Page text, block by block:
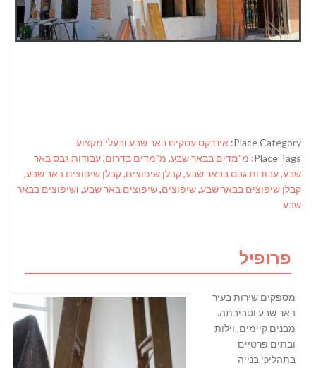
Place Category: אינדקס עסקים באר שבע ובעלי מקצוע
Place Tags: מ"מדים בבאר שבע, מ"מדים בדרום,עבודות גבס באר
שבע,עבודות גבס בבאר שבע,קבלן שיפוצים,קבלן שיפוצים באר שבע,
קבלן שיפוצים בבאר שבע,שיפוצים,שיפוצים באר שבע, ושיפוצים בבאר
שבע
פרופיל
מספקים שירות בעיר
באר שבע וסביבתה.
מבנים קיימים, וילות
ובתים פרטיים
בתהליכי בנייה